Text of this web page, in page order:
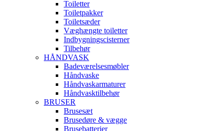
Toiletter
Toiletpakker
Toiletsæder
Væghængte toiletter
Indbygningscisterner
Tilbehør
HÅNDVASK
Badeværelsesmøbler
Håndvaske
Håndvaskarmaturer
Håndvasktilbehør
BRUSER
Brusesæt
Brusedøre & vægge
Brusebatterier